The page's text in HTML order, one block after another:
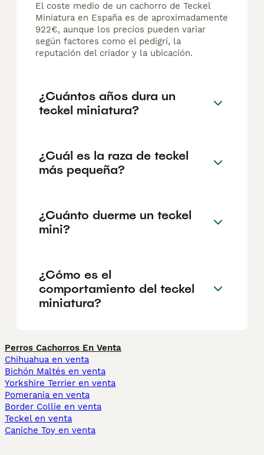
El coste medio de un cachorro de Teckel
Miniatura en España es de aproximadamente
922€, aunque los precios pueden variar
según factores como el pedigrí, la
reputación del criador y la ubicación.
¿Cuántos años dura un
teckel miniatura?
¿Cuál es la raza de teckel
más pequeña?
¿Cuánto duerme un teckel
mini?
¿Cómo es el
comportamiento del teckel
miniatura?
Perros Cachorros En Venta
Chihuahua en venta
Bichón Maltés en venta
Yorkshire Terrier en venta
Pomerania en venta
Border Collie en venta
Teckel en venta
Caniche Toy en venta